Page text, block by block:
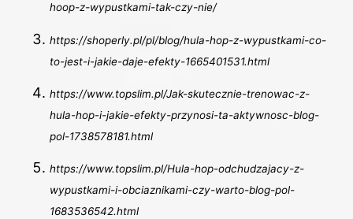
hoop-z-wypustkami-tak-czy-nie/
https://shoperly.pl/pl/blog/hula-hop-z-wypustkami-co-
to-jest-i-jakie-daje-efekty-1665401531.html
https://www.topslim.pl/Jak-skutecznie-trenowac-z-
hula-hop-i-jakie-efekty-przynosi-ta-aktywnosc-blog-
pol-1738578181.html
https://www.topslim.pl/Hula-hop-odchudzajacy-z-
wypustkami-i-obciaznikami-czy-warto-blog-pol-
1683536542.html